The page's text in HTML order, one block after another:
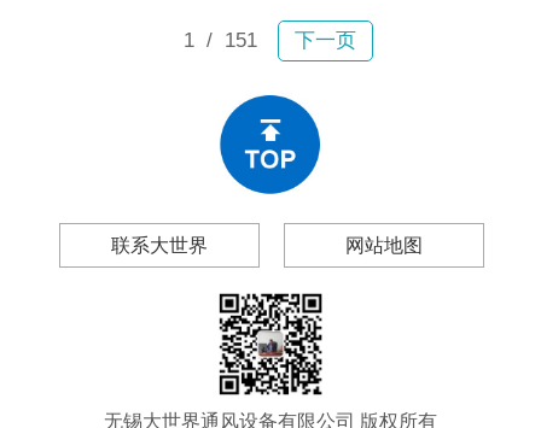
落。所幸均未造成人员伤亡，然而连
续两起事故为工程和物业管理领域敲
落绝非偶然现象。
1/ 151 下一页
联系大世界 网站地图
无锡大世界通风设备有限公司 版权所有